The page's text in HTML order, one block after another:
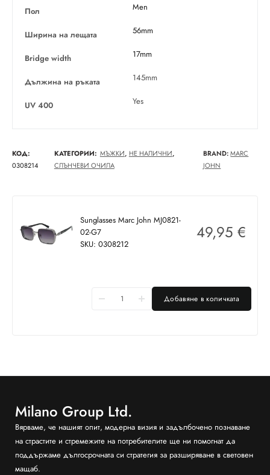
Пол Men
Ширина на лещата 56mm
Bridge width 17mm
Дължина на ръката 145mm
UV 400 Yes
КОД:
0308214
КАТЕГОРИИ: МЪЖКИ, НЕ НАЛИЧНИ,
СЛЪНЧЕВИ ОЧИЛА
BRAND:MARC
JOHN
Sunglasses Marc John MJ0821-
02-G7
SKU: 0308212
49,95 €
Добавяне в количката
Milano Group Ltd.
Вярваме, че нашият опит, модерна визия и задълбочено познаване
на страстите и стремежите на потребителите ще ни помогнат да
поддържаме дългосрочната си стратегия за разширяване в световен
мащаб.